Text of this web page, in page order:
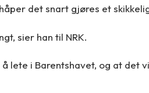
det snart gjøres et
sier han til NRK.
lete i Barentshavet, og at det